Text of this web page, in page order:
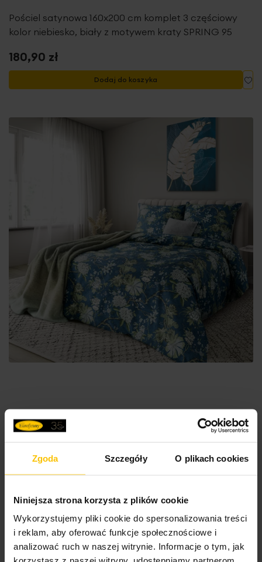
Zgoda Szczegóły O plikach cookies
Niniejsza strona korzysta z plików cookie
Wykorzystujemy pliki cookie do spersonalizowania treści
i reklam, aby oferować funkcje społecznościowe i
analizować ruch w naszej witrynie. Informacje o tym, jak
Pościel satynowa 160x200 cm komplet 3 częściowy
kolor niebiesko, biały z motywem kraty SPRING 95
180,90 zł
Dodaj do koszyka
Pościel satynowa 220x200 cm komplet 3 częściowy
SPRING 68
Dodaj do koszyka